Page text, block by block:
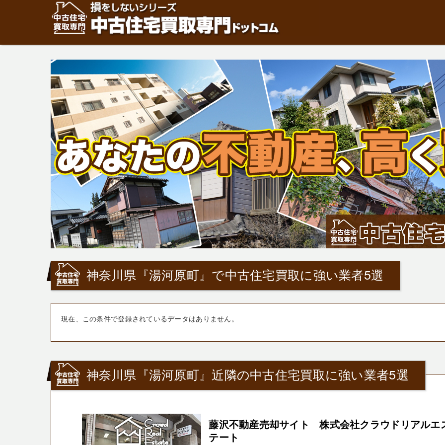
神奈川県『湯河原町』で中古住宅買取に強い業者5選
現在、この条件で登録されているデータはありません。
神奈川県『湯河原町』近隣の中古住宅買取に強い業者5選
藤沢不動産売却サイト 株式会社クラウドリアルエ
テート